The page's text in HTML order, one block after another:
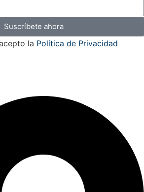
Suscríbete ahora
la Política de Privacidad